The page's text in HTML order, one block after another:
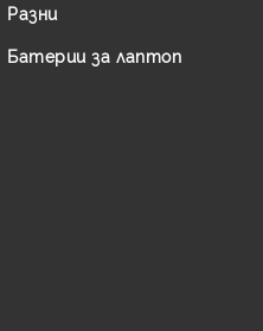
Разни
Батерии за лаптоп